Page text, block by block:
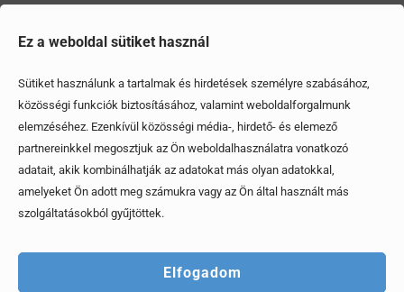
Ez a weboldal sütiket használ
Sütiket használunk a tartalmak és hirdetések személyre szabásához,
közösségi funkciók biztosításához, valamint weboldalforgalmunk
elemzéséhez. Ezenkívül közösségi média-, hirdető- és elemező
partnereinkkel megosztjuk az Ön weboldalhasználatra vonatkozó
adatait, akik kombinálhatják az adatokat más olyan adatokkal,
amelyeket Ön adott meg számukra vagy az Ön által használt más
szolgáltatásokból gyűjtöttek.
Elfogadom
Megosztom
Ezek is érdekelhetik